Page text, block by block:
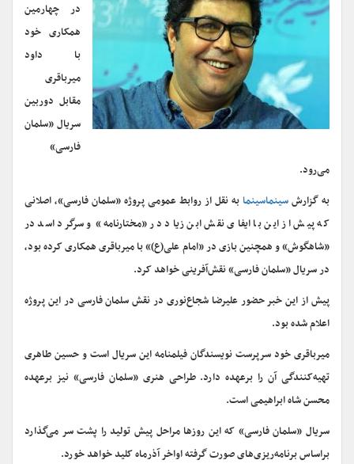
در چهارمین
همکاری خود
با داود
میرباقری
مقابل دوربین
سریال «سلمان
فارسی»
می‌رود.
به گزارشسینماسینمابه نقل از روابط عمومی پروژه «سلمان فارسی»، اصلانی
که پیش از این با ایفای نقش ابن زیاد در «مختارنامه» و سرگرد اسد در
«شاهگوش» و همچنین بازی در «امام علی(ع)» با میرباقری همکاری کرده بود،
در سریال «سلمان فارسی» نقش‌آفرینی خواهد کرد.
پیش از این خبر حضور علیرضا شجاع‌نوری در نقش سلمان فارسی در این پروژه
اعلام شده بود.
میرباقری خود سرپرست نویسندگان فیلمنامه این سریال است و حسین طاهری
تهیه‌کنندگی آن را برعهده دارد. طراحی هنری «سلمان فارسی» نیز برعهده
محسن شاه ابراهیمی است.
سریال «سلمان فارسی» که این روزها مراحل پیش تولید را پشت سر می‌گذارد
براساس برنامه‌ریزی‌های صورت گرفته اواخر آذرماه کلید خواهد خورد.